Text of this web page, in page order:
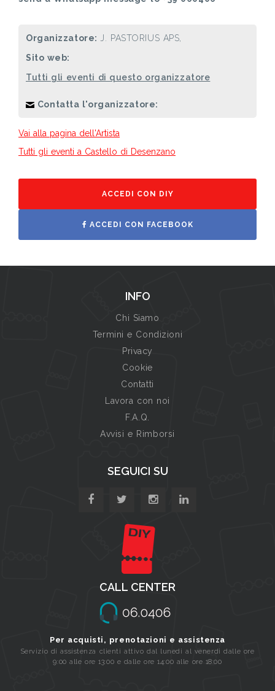
Organizzatore:
J. PASTORIUS APS,
Sito web:
Tutti gli eventi di questo organizzatore
Contatta l'organizzatore:
Vai alla pagina dell'Artista
Tutti gli eventi a Castello di Desenzano
ACCEDI CON DIY
ACCEDI CON FACEBOOK
INFO
Chi Siamo
Termini e Condizioni
Privacy
Cookie
Contatti
Lavora con noi
F.A.Q.
Avvisi e Rimborsi
SEGUICI SU
CALL CENTER
Per acquisti, prenotazioni e assistenza
Servizio di assistenza clienti attivo dal lunedi al venerdi dalle ore
9:00 alle ore 13:00 e dalle ore 14:00 alle ore 18:00